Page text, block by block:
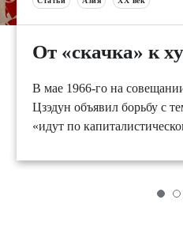
От «скачка» к
В мае 1966-го на
Цзэдун объявил борьбу с
«идут по